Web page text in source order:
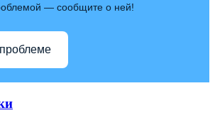
— сообщите о ней!